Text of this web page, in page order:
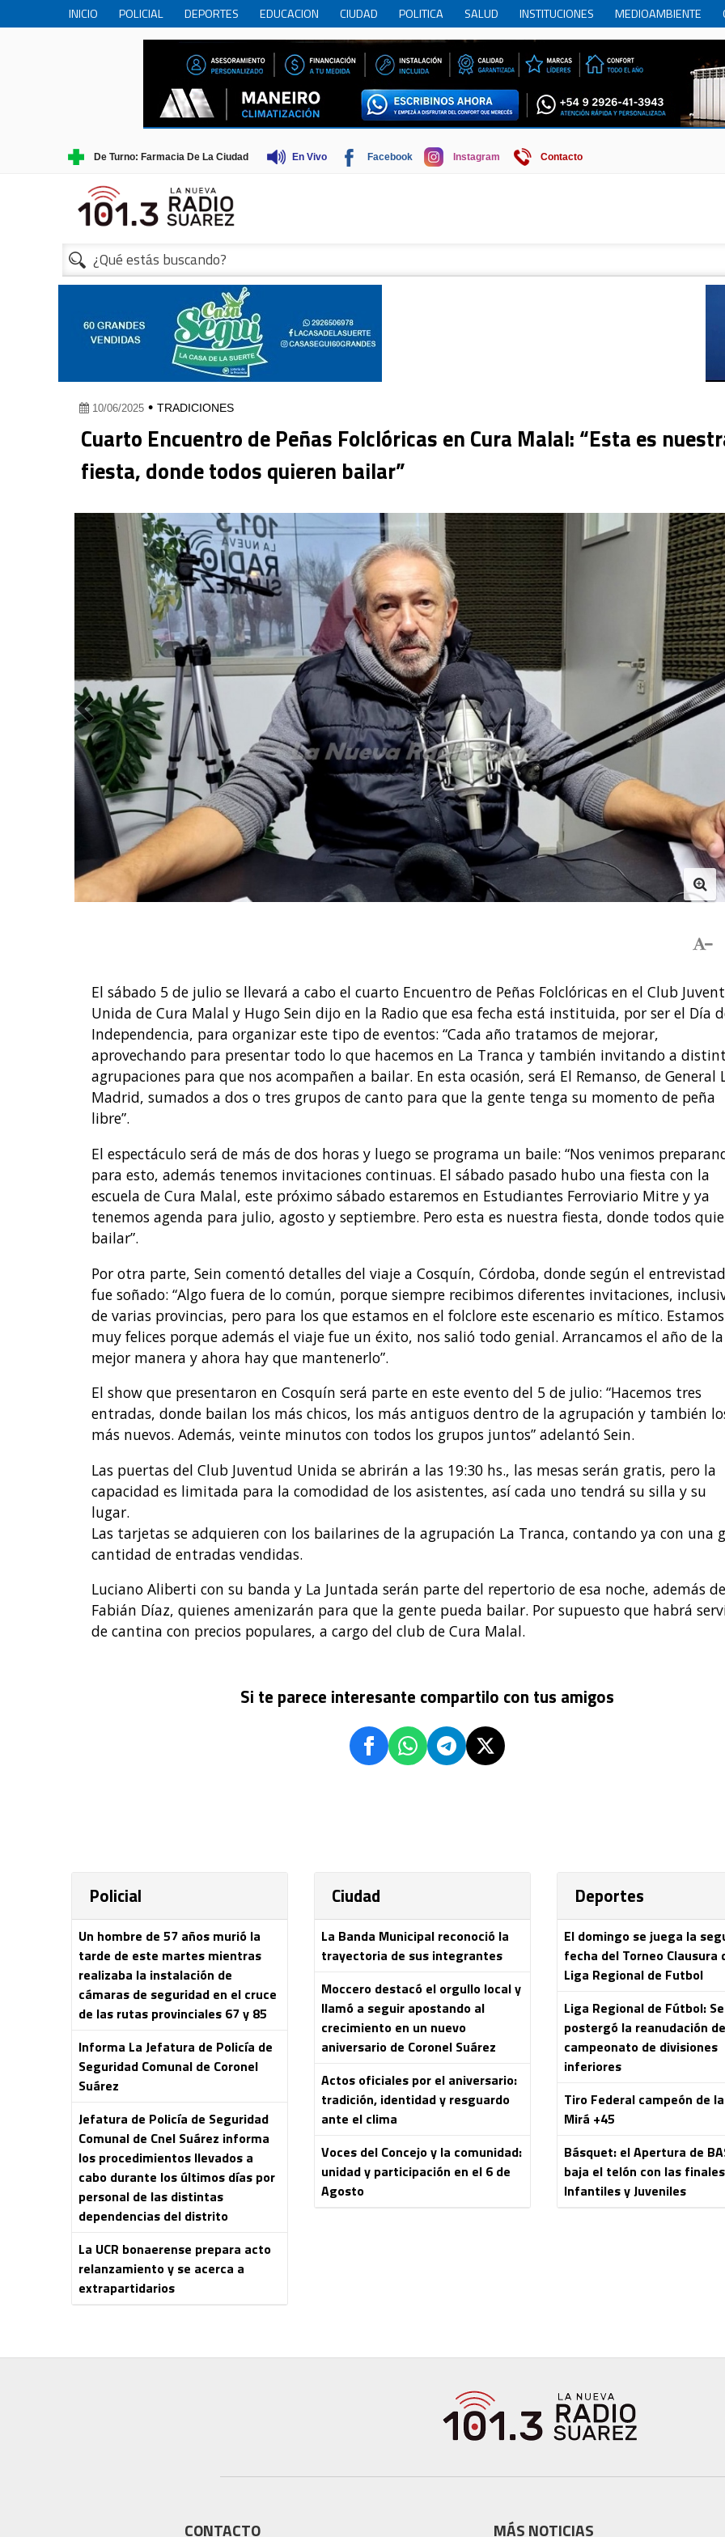
INICIO POLICIAL DEPORTES EDUCACION CIUDAD POLITICA SALUD INSTITUCIONES MEDIOAMBIENTE
PERSONAS MAYORES
CIENCIA MUNICIPIO COMERCIO REGION SOCIEDAD ECONOMIA HISTORIA HUMOR
TURISMO
De Turno: Farmacia De La Ciudad En Vivo Facebook Instagram Contacto
10/06/2025 •TRADICIONES
Cuarto Encuentro de Peñas Folclóricas en Cura Malal: “Esta es
fiesta, donde todos quieren bailar”
El sábado 5 de julio se llevará a cabo el cuarto Encuentro de Peñas Folclóricas en el Club
Unida de Cura Malal y Hugo Sein dijo en la Radio que esa fecha está instituida, por ser el Día
Independencia, para organizar este tipo de eventos: “Cada año tratamos de mejorar,
aprovechando para presentar todo lo que hacemos en La Tranca y también invitando a
agrupaciones para que nos acompañen a bailar. En esta ocasión, será El Remanso, de General
Madrid, sumados a dos o tres grupos de canto para que la gente tenga su momento de peña
libre”.
El espectáculo será de más de dos horas y luego se programa un baile: “Nos venimos
para esto, además tenemos invitaciones continuas. El sábado pasado hubo una fiesta con la
escuela de Cura Malal, este próximo sábado estaremos en Estudiantes Ferroviario Mitre y ya
tenemos agenda para julio, agosto y septiembre. Pero esta es nuestra fiesta, donde todos
bailar”.
Por otra parte, Sein comentó detalles del viaje a Cosquín, Córdoba, donde según el
fue soñado: “Algo fuera de lo común, porque siempre recibimos diferentes invitaciones,
de varias provincias, pero para los que estamos en el folclore este escenario es mítico. Estamos
muy felices porque además el viaje fue un éxito, nos salió todo genial. Arrancamos el año de la
mejor manera y ahora hay que mantenerlo”.
El show que presentaron en Cosquín será parte en este evento del 5 de julio: “Hacemos tres
entradas, donde bailan los más chicos, los más antiguos dentro de la agrupación y también
más nuevos. Además, veinte minutos con todos los grupos juntos” adelantó Sein.
Las puertas del Club Juventud Unida se abrirán a las 19:30 hs., las mesas serán gratis, pero la
capacidad es limitada para la comodidad de los asistentes, así cada uno tendrá su silla y su
lugar.
Las tarjetas se adquieren con los bailarines de la agrupación La Tranca, contando ya con una
cantidad de entradas vendidas.
Luciano Aliberti con su banda y La Juntada serán parte del repertorio de esa noche, además de
Fabián Díaz, quienes amenizarán para que la gente pueda bailar. Por supuesto que habrá
de cantina con precios populares, a cargo del club de Cura Malal.
Si te parece interesante compartilo con tus amigos
Policial
Un hombre de 57 años murió la
tarde de este martes mientras
realizaba la instalación de
cámaras de seguridad en el cruce
de las rutas provinciales 67 y 85
Informa La Jefatura de Policía de
Seguridad Comunal de Coronel
Suárez
Jefatura de Policía de Seguridad
Comunal de Cnel Suárez informa
los procedimientos llevados a
cabo durante los últimos días por
personal de las distintas
dependencias del distrito
La UCR bonaerense prepara acto
relanzamiento y se acerca a
extrapartidarios
Ciudad
La Banda Municipal reconoció la
trayectoria de sus integrantes
Moccero destacó el orgullo local y
llamó a seguir apostando al
crecimiento en un nuevo
aniversario de Coronel Suárez
Actos oficiales por el aniversario:
tradición, identidad y resguardo
ante el clima
Voces del Concejo y la comunidad:
unidad y participación en el 6 de
Agosto
Deportes
El domingo se juega la
fecha del Torneo Clausura
Liga Regional de Futbol
Liga Regional de Fútbol: Se
postergó la reanudación
campeonato de divisiones
inferiores
Tiro Federal campeón de
Mirá +45
Básquet: el Apertura de
baja el telón con las
Infantiles y Juveniles
CONTACTO MÁS NOTICIAS